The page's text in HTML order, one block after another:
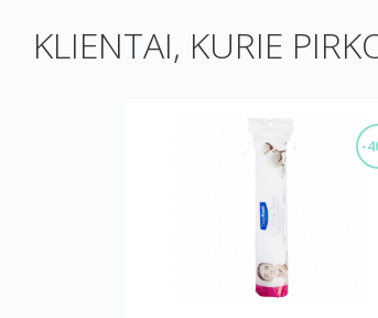
KLIENTAI, KURIE
-